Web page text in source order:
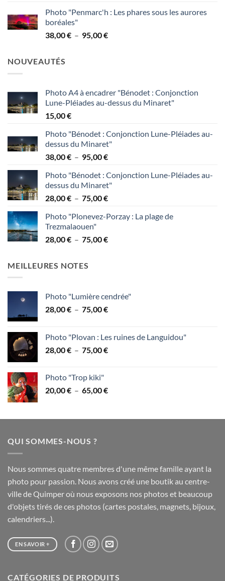
prix :
à
Photo "Penmarc'h : Les phares sous les aurores
boréales"
38,00€ – 95,00€Plage
NOUVEAUTÉS
Photo A4 à encadrer "Bénodet : Conjonction
Lune-Pléiades au-dessus du Minaret"
15,00€
Photo "Bénodet : Conjonction Lune-Pléiades au-
dessus du Minaret"
38,00€ – 95,00€Plage
prix :
38,00 €
à
Photo "Bénodet : Conjonction Lune-Pléiades au-
dessus du Minaret"
28,00€ – 75,00€Plage
prix :
à
Photo "Plonevez-Porzay : La plage de
Trezmalaouen"
28,00€ – 75,00€Plage
MEILLEURES NOTES
Photo "Lumière cendrée"
28,00€ – 75,00€Plage
28,00 €
à
Photo "Plovan : Les ruines de Languidou"
28,00€ – 75,00€Plage
à
Photo "Trop kiki"
20,00€ – 65,00€Plage
20,00 €
QUI SOMMES-NOUS ?
Nous sommes quatre membres d'une même famille ayant la
photo pour passion. Nous avons créé une boutik au centre-
ville de Quimper où nous exposons nos photos et beaucoup
d'objets tirés de ces photos (cartes postales, magnets, bijoux,
calendriers...).
EN SAVOIR +
CATÉGORIES DE PRODUITS